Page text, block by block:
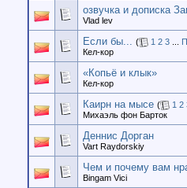
озвучка и дописка
Vlad lev
Если бы... ( 1 2 3
Кел-кор
«Копьё и клык»
Кел-кор
Каирн на мысе ( 1 2
Михаэль фон Барток
Деннис Дорган
Vart Raydorskiy
Чем и почему вам
Bingam Vici